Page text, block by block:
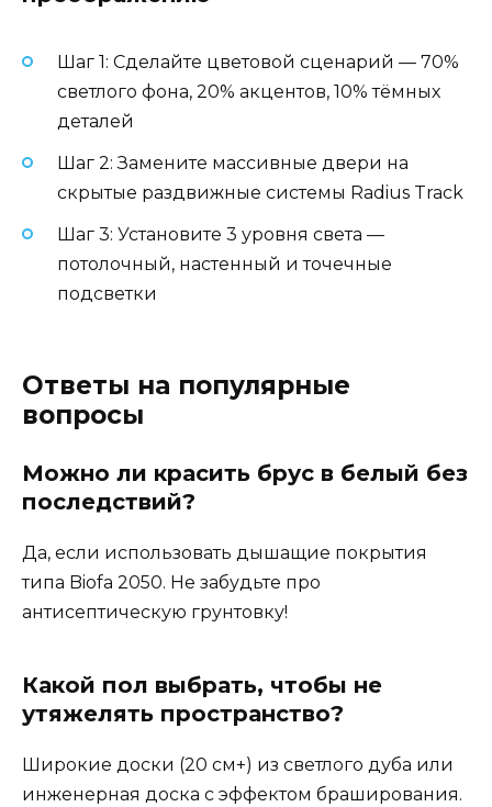
Шаг 1: Сделайте цветовой сценарий — 70%
светлого фона, 20% акцентов, 10% тёмных
деталей
Шаг 2: Замените массивные двери на
скрытые раздвижные системы Radius Track
Шаг 3: Установите 3 уровня света —
потолочный, настенный и точечные
подсветки
Ответы на популярные
вопросы
Можно ли красить брус в белый без
последствий?
Да, если использовать дышащие покрытия
типа Biofa 2050. Не забудьте про
антисептическую грунтовку!
Какой пол выбрать, чтобы не
утяжелять пространство?
Широкие доски (20 см+) из светлого дуба или
инженерная доска с эффектом браширования.